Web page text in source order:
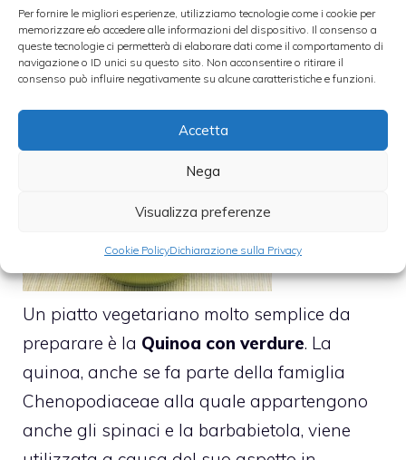
Per fornire le migliori esperienze, utilizziamo tecnologie come i cookie per
memorizzare e/o accedere alle informazioni del dispositivo. Il consenso a
queste tecnologie ci permetterà di elaborare dati come il comportamento di
navigazione o ID unici su questo sito. Non acconsentire o ritirare il
consenso può influire negativamente su alcune caratteristiche e funzioni.
Accetta
Nega
Visualizza preferenze
Cookie PolicyDichiarazione sulla Privacy
Quinoa con verdure
21 Marzo 2013
Un piatto vegetariano molto semplice da
preparare è la Quinoa con verdure. La
quinoa, anche se fa parte della famiglia
Chenopodiaceae alla quale appartengono
anche gli spinaci e la barbabietola, viene